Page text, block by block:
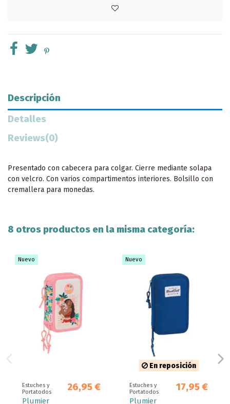
Descripción
Detalles
Reviews(0)
Presentado con cabecera para colgar. Cierre mediante solapa
con velcro. Con varios compartimentos interiores. Bolsillo con
cremallera para monedas.
8 otros productos en la misma categoría:
Nuevo
Estuches y
Portatodos
Plumier
26,95 €
Nuevo
En reposición
Estuches y
Portatodos
Plumier
17,95 €